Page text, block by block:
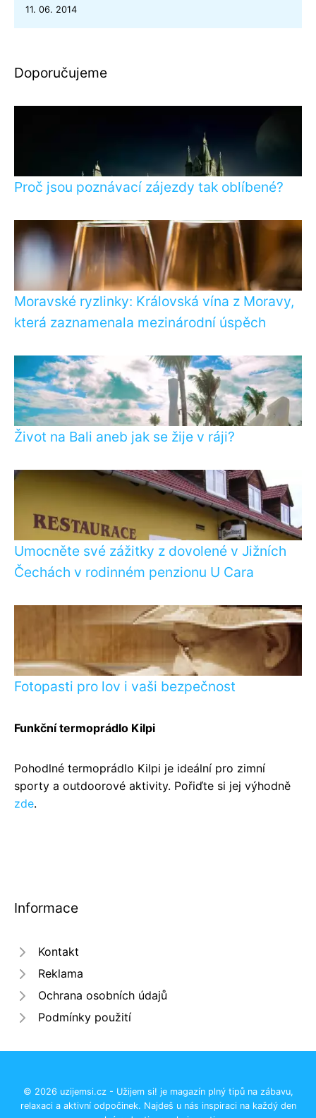
11. 06. 2014
Doporučujeme
Proč jsou poznávací zájezdy tak oblíbené?
Moravské ryzlinky: Královská vína z Moravy,
která zaznamenala mezinárodní úspěch
Život na Bali aneb jak se žije v ráji?
Umocněte své zážitky z dovolené v Jižních
Čechách v rodinném penzionu U Cara
Fotopasti pro lov i vaši bezpečnost
Funkční termoprádlo Kilpi
Pohodlné termoprádlo Kilpi je ideální pro zimní
sporty a outdoorové aktivity. Pořiďte si jej výhodně
zde.
Informace
Kontakt
Reklama
Ochrana osobních údajů
Podmínky použití
© 2026 uzijemsi.cz - Užijem si! je magazín plný tipů na zábavu,
relaxaci a aktivní odpočinek. Najdeš u nás inspiraci na každý den